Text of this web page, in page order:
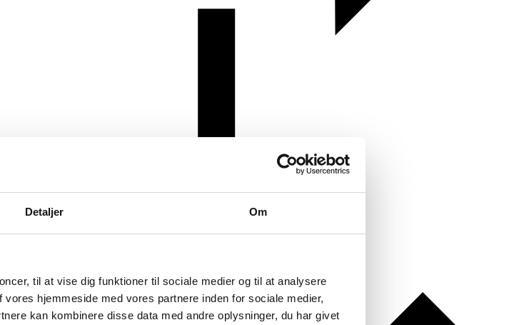
Detaljer Om
til at vise dig funktioner til sociale medier og til at analysere
hjemmeside med vores partnere inden for sociale medier,
kan kombinere disse data med andre oplysninger, du har givet